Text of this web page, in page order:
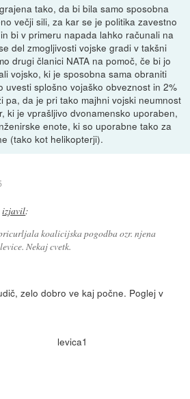
tako, da bi bila samo sposobna
večji sili, za kar se je politika zavestno
bi v primeru napada lahko računali na
del zmogljivosti vojske gradi v takšni
drugi članici NATA na pomoč, če bi jo
vojsko, ki je sposobna sama obraniti
uvesti splošno vojaško obveznost in 2%
pa, da je pri tako majhni vojski neumnost
ki je vprašljivo dvonamensko uporaben,
enote, ki so uporabne tako za
(tako kot helikopterji).
izjavil:
koalicijska pogodba ozr. njena
Nekaj cvetk.
zelo dobro ve kaj počne. Poglej v
levica1